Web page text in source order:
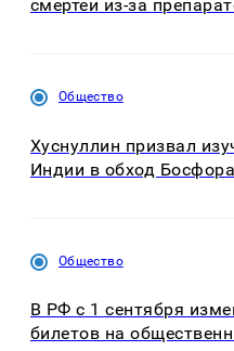
смертей из-за
Общество
Хуснуллин призвал
Индии в обход
Общество
В РФ с 1 сентября
билетов на